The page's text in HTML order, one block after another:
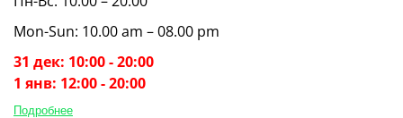
Mon-Sun: 10.00 am – 08.00 pm
31 дек: 10:00 - 20:00
1 янв: 12:00 - 20:00
Подробнее